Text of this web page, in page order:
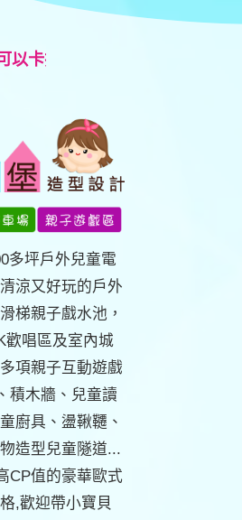
ok歡唱、可煮火鍋(食材自備)
多坪戶外兒童電
涼又好玩的戶外
梯親子戲水池，
歡唱區及室內城
項親子互動遊戲
積木牆、兒童讀
廚具、盪鞦韆、
造型兒童隧道...
CP值的豪華歐式
,歡迎帶小寶貝